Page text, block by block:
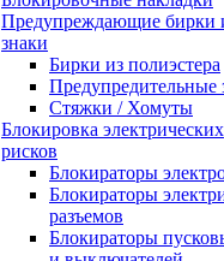
Предупреждающие бирки
знаки
Бирки из полиэстера
Предупредительные
Стяжки / Хомуты
Блокировка электрических
рисков
Блокираторы
Блокираторы
разъемов
Блокираторы